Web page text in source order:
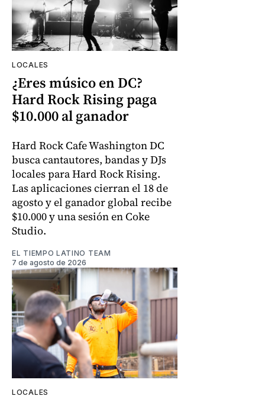
LOCALES
¿Eres músico en DC?
Hard Rock Rising paga
$10.000 al ganador
Hard Rock Cafe Washington DC
busca cantautores, bandas y DJs
locales para Hard Rock Rising.
Las aplicaciones cierran el 18 de
agosto y el ganador global recibe
$10.000 y una sesión en Coke
Studio.
EL TIEMPO LATINO TEAM
7 de agosto de 2026
LOCALES